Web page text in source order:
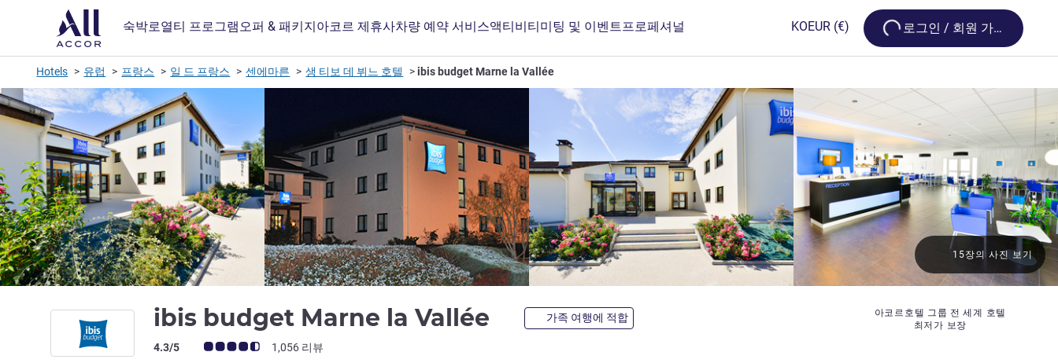
숙박로열티 프로그램 오퍼 & 패키지아코르 제휴사차량 예약 서비스액티비티미팅 및 이벤트 프로페셔널 KOEUR (€) Loading...
로그인 / 회원 가입
Hotels 유럽 프랑스 일 드 프랑스 센에마른 생 티보 데 뷔느 호텔 ibis budget Marne la Vallée
ibis budget Marne la Vallée 2성 가족 여행에 적합
고객 평점 (ALL 평가)
4.3/5 1,056 리뷰
아코르호텔 그룹 전 세계 호텔
최저가 보장
15장의 사진 보기